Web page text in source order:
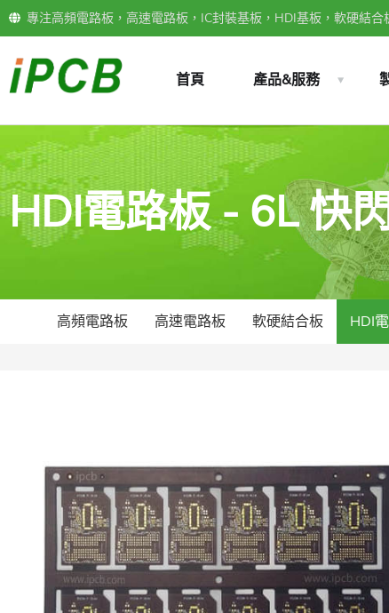
專注高頻電路板，高速電路板，IC封裝基板，HDI基板，軟硬結
首頁 產品&服務
HDI電路板 - 6L 快
高頻電路板 高速電路板 軟硬結合板 HDI